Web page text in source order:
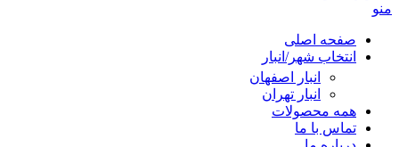
منو
صفحه اصلی
انتخاب شهر/انبار
انبار اصفهان
انبار تهران
همه محصولات
تماس با ما